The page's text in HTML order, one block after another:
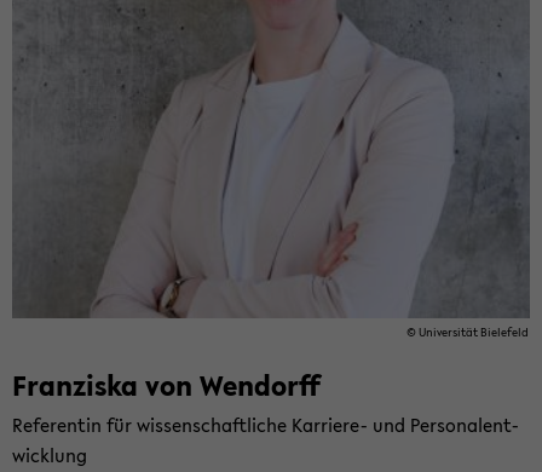
© Uni­ver­si­tät Bie­le­feld
Fran­zis­ka von Wen­dorff
Re­fe­ren­tin für wis­sen­schaft­li­che Karriere-​ und Per­so­nal­ent­
wick­lung